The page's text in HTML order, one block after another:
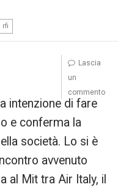
rfi
intenzione di fare
e conferma la
società. Lo si è
avvenuto
al Mit tra Air Italy, il
Lascia
un
commento